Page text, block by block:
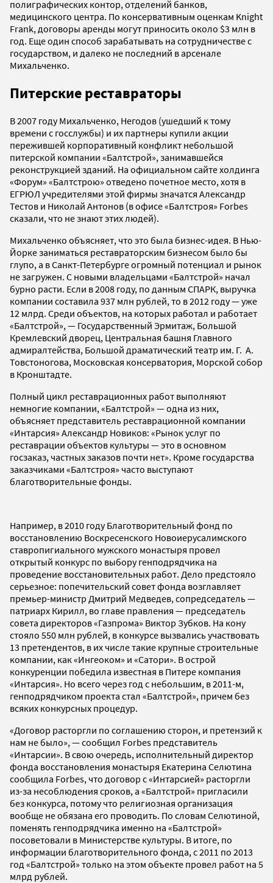
полиграфических контор, отделений банков,
медицинского центра. По консервативным оценкам Knight
Frank, договоры аренды могут приносить около $3 млн в
год. Еще один способ зарабатывать на сотрудничестве с
государством, и далеко не последний в арсенале
Михальченко.
Питерские реставраторы
В 2007 году Михальченко, Негодов (ушедший к тому
времени с госслужбы) и их партнеры купили акции
пережившей корпоративный конфликт небольшой
питерской компании «Балтстрой», занимавшейся
реконструкцией зданий. На официальном сайте холдинга
«Форум» «Балтстрою» отведено почетное место, хотя в
ЕГРЮЛ учредителями этой фирмы значатся Александр
Тестов и Николай Антонов (в офисе «Балтстроя» Forbes
сказали, что не знают этих людей).
Михальченко объясняет, что это была бизнес-идея. В Нью-
Йорке заниматься реставраторским бизнесом было бы
глупо, а в Санкт-Петербурге огромный потенциал и рынок
не загружен. С новыми владельцами «Балтстрой» начал
бурно расти. Если в 2008 году, по данным СПАРК, выручка
компании составила 937 млн рублей, то в 2012 году — уже
12 млрд. Среди объектов, на которых работал и работает
«Балтстрой», — Государственный Эрмитаж, Большой
Кремлевский дворец, Центральная башня Главного
адмиралтейства, Большой драматический театр им. Г. А.
Товстоногова, Московская консерватория, Морской собор
в Кронштадте.
Полный цикл реставрационных работ выполняют
немногие компании, «Балтстрой» — одна из них,
объясняет представитель реставрационной компании
«Интарсия» Александр Новиков: «Рынок услуг по
реставрации объектов культуры — это в основном
госзаказ, частных заказов почти нет». Кроме государства
заказчиками «Балтстроя» часто выступают
благотворительные фонды.
Например, в 2010 году Благотворительный фонд по
восстановлению Воскресенского Новоиерусалимского
ставропигиального мужского монастыря провел
открытый конкурс по выбору генподрядчика на
проведение восстановительных работ. Дело предстояло
серьезное: попечительский совет фонда возглавляет
премьер-министр Дмитрий Медведев, сопредседатель —
патриарх Кирилл, во главе правления — председатель
совета директоров «Газпрома» Виктор Зубков. На кону
стояло 550 млн рублей, в конкурсе вызвались участвовать
13 претендентов, в их числе такие крупные строительные
компании, как «Ингеоком» и «Сатори». В острой
конкуренции победила известная в Питере компания
«Интарсия». Но всего через год с небольшим, в 2011-м,
генподрядчиком проекта стал «Балтстрой», причем без
всяких конкурсных процедур.
«Договор расторгли по соглашению сторон, и претензий к
нам не было», — сообщил Forbes представитель
«Интарсии». В свою очередь, исполнительный директор
фонда восстановления монастыря Екатерина Селютина
сообщила Forbes, что договор с «Интарсией» расторгли
из-за несоблюдения сроков, а «Балтстрой» пригласили
без конкурса, потому что религиозная организация
вообще не обязана его проводить. По словам Селютиной,
поменять генподрядчика именно на «Балтстрой»
посоветовали в Министерстве культуры. В итоге, по
информации благотворительного фонда, с 2011 по 2013
год «Балтстрой» только на этом объекте провел работ на 5
млрд рублей.